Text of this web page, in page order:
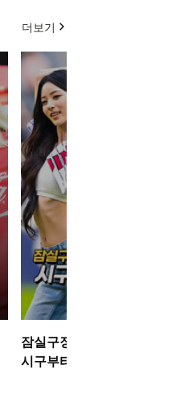
더보기
잠실구장 뒤흔든 미야오
시구부터 댄스까지 [O!